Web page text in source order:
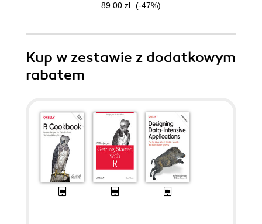
89.00 zł (-47%)
Kup w zestawie z dodatkowym
rabatem